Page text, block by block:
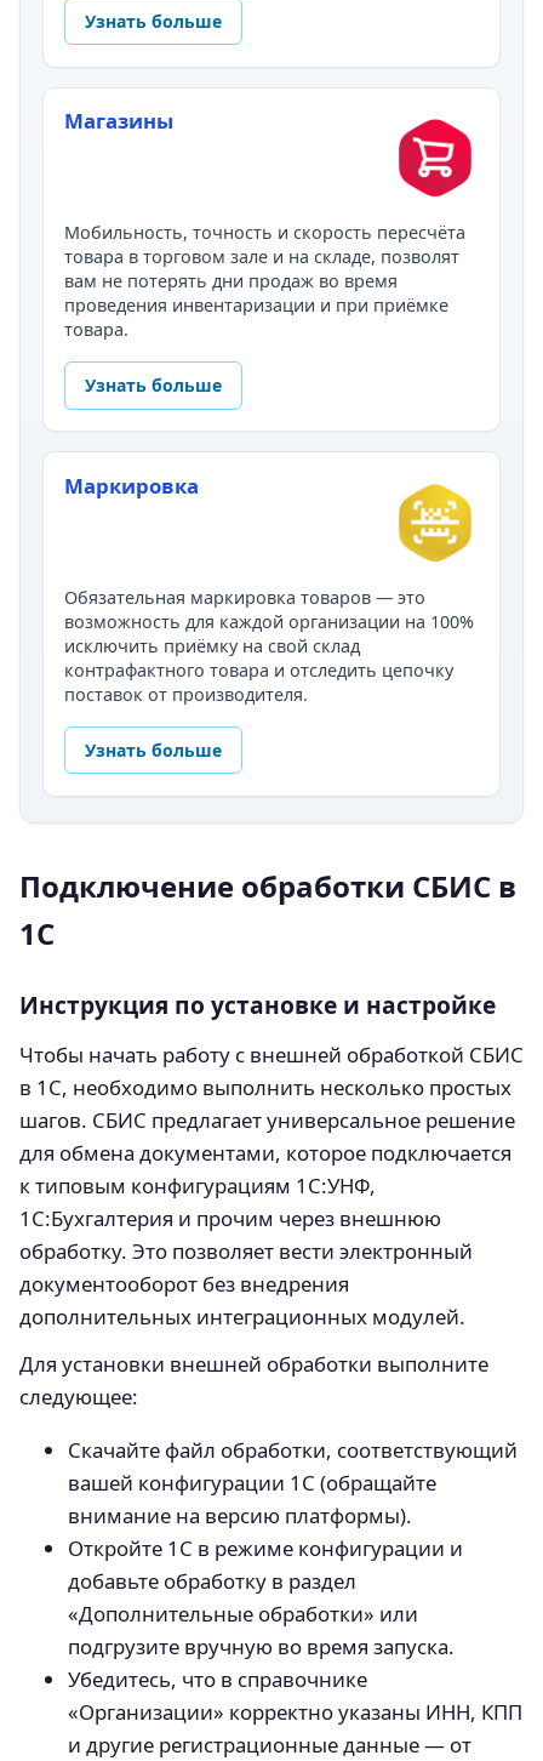
Узнать больше
Магазины
Мобильность, точность и скорость пересчёта
товара в торговом зале и на складе, позволят
вам не потерять дни продаж во время
проведения инвентаризации и при приёмке
товара.
Узнать больше
Маркировка
Обязательная маркировка товаров — это
возможность для каждой организации на 100%
исключить приёмку на свой склад
контрафактного товара и отследить цепочку
поставок от производителя.
Узнать больше
Подключение обработки СБИС в
1С
Инструкция по установке и настройке
Чтобы начать работу с внешней обработкой СБИС
в 1С, необходимо выполнить несколько простых
шагов. СБИС предлагает универсальное решение
для обмена документами, которое подключается
к типовым конфигурациям 1С:УНФ,
1С:Бухгалтерия и прочим через внешнюю
обработку. Это позволяет вести электронный
документооборот без внедрения
дополнительных интеграционных модулей.
Для установки внешней обработки выполните
следующее:
Скачайте файл обработки, соответствующий
вашей конфигурации 1С (обращайте
внимание на версию платформы).
Откройте 1С в режиме конфигурации и
добавьте обработку в раздел
«Дополнительные обработки» или
подгрузите вручную во время запуска.
Убедитесь, что в справочнике
«Организации» корректно указаны ИНН, КПП
и другие регистрационные данные — от